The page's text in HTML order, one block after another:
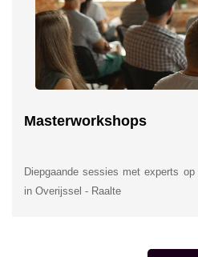
Masterworkshops
Diepgaande sessies met experts
in Overijssel - Raalte